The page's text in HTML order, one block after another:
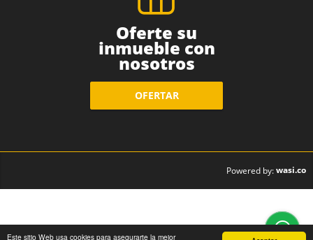
Este sitio Web usa cookies para asegurarte la mejor
Oferte su
inmueble con
nosotros
OFERTAR
Powered by:wasi.co